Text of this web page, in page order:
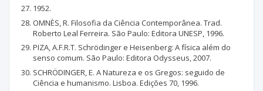
1952.
OMNÈS, R. Filosofia da Ciência Contemporânea. Trad.
Roberto Leal Ferreira. São Paulo: Editora UNESP, 1996.
PIZA, A.F.R.T. Schrödinger e Heisenberg: A física além do
senso comum. São Paulo: Editora Odysseus, 2007.
SCHRÖDINGER, E. A Natureza e os Gregos: seguido de
Ciência e humanismo. Lisboa. Edições 70, 1996.